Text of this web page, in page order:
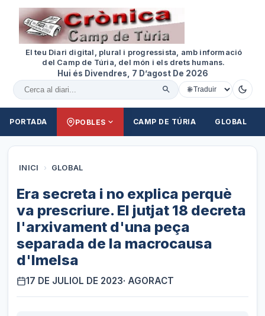
El teu Diari digital, plural i progressista, amb informació
del Camp de Túria, del món i els drets humans.
Hui és Divendres, 7 D’agost De 2026
Cercar al diari
PORTADA POBLES CAMP DE TÚRIA GLOBAL
INICI › GLOBAL
Era secreta i no explica perquè
va prescriure. El jutjat 18 decreta
l'arxivament d'una peça
separada de la macrocausa
d'Imelsa
17 DE JULIOL DE 2023· AGORACT